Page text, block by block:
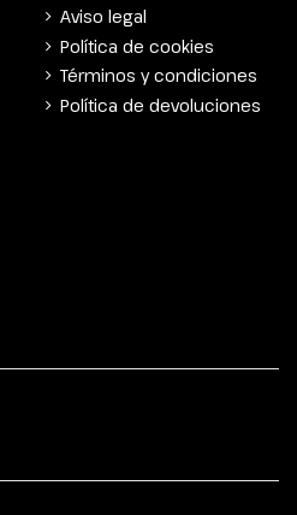
Aviso legal
Política de cookies
Términos y condiciones
Política de devoluciones